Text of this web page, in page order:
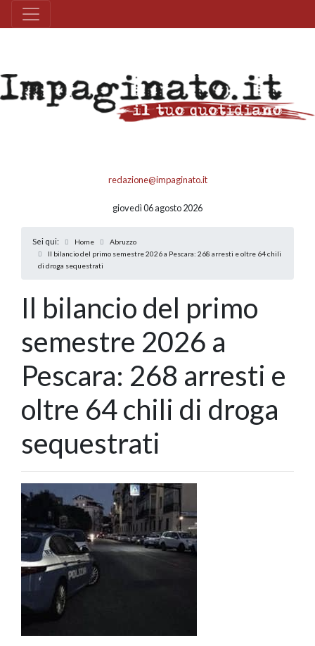
redazione@impaginato.it
giovedì 06 agosto 2026
Sei qui: Home
Abruzzo
Il bilancio del primo semestre 2026 a Pescara: 268 arresti e oltre 64 chili
di droga sequestrati
Il bilancio del primo
semestre 2026 a
Pescara: 268 arresti e
oltre 64 chili di droga
sequestrati